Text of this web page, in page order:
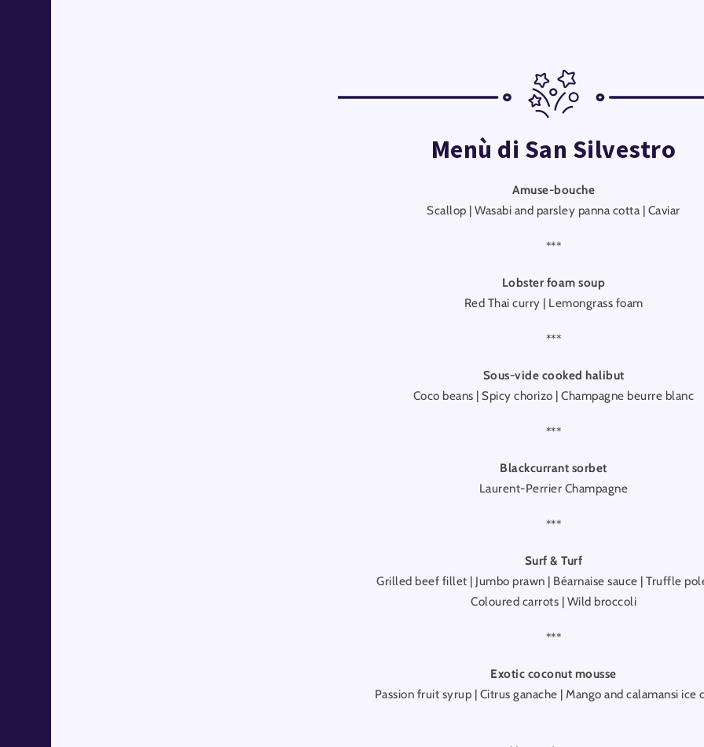
Menù di San Silvestro
Amuse-bouche
Scallop | Wasabi and parsley panna cotta | Caviar
***
Lobster foam soup
Red Thai curry | Lemongrass foam
***
Sous-vide cooked halibut
Coco beans | Spicy chorizo | Champagne beurre blanc
***
Blackcurrant sorbet
Laurent-Perrier Champagne
***
Surf & Turf
Grilled beef fillet | Jumbo prawn | Béarnaise sauce | Truffle
Coloured carrots | Wild broccoli
***
Exotic coconut mousse
Passion fruit syrup | Citrus ganache | Mango and calamansi ice